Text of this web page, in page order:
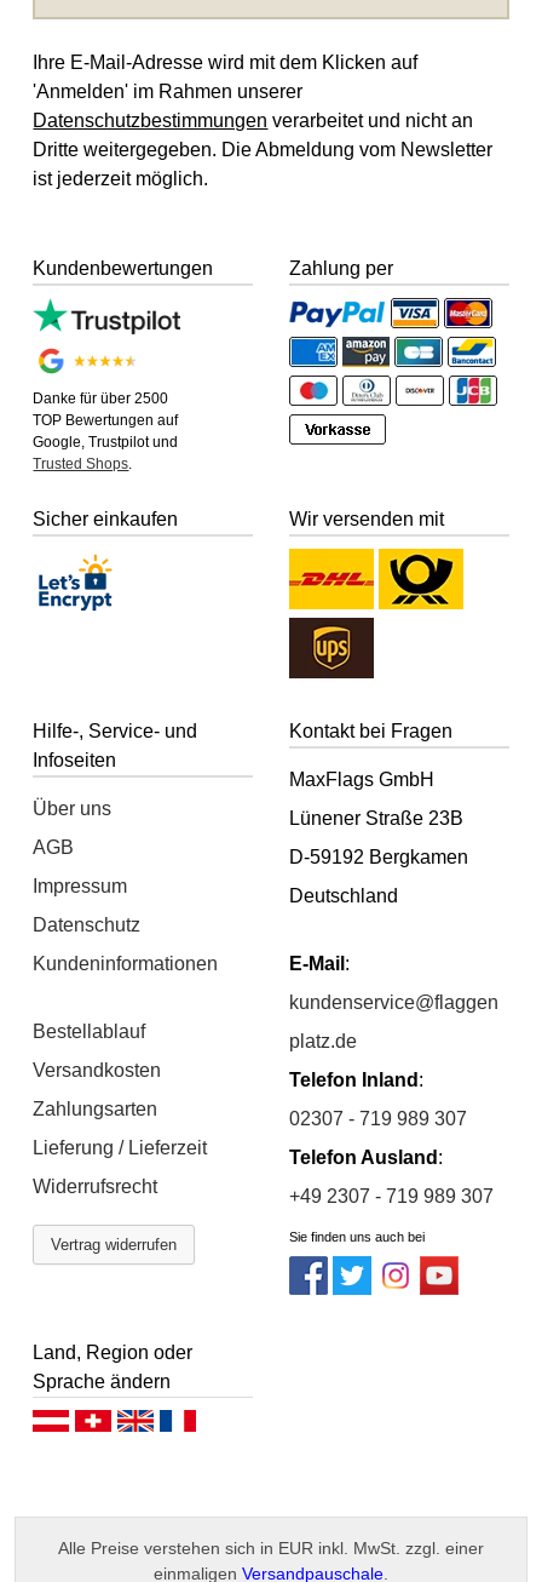
Ihre E-Mail-Adresse wird mit dem Klicken auf
'Anmelden' im Rahmen unserer
Datenschutzbestimmungen verarbeitet und nicht an
Dritte weitergegeben. Die Abmeldung vom Newsletter
ist jederzeit möglich.
Kundenbewertungen
Danke für über 2500
TOP Bewertungen auf
Google, Trustpilot und
Trusted Shops.
Zahlung per
Sicher einkaufen Wir versenden mit
Hilfe-, Service- und
Infoseiten
Über uns
AGB
Impressum
Datenschutz
Kundeninformationen
Bestellablauf
Versandkosten
Zahlungsarten
Lieferung / Lieferzeit
Widerrufsrecht
Vertrag widerrufen
Kontakt bei Fragen
MaxFlags GmbH
Lünener Straße 23B
D-59192 Bergkamen
Deutschland
E-Mail :
kundenservice@flaggen
platz.de
Telefon Inland :
02307 - 719 989 307
Telefon Ausland :
+49 2307 - 719 989 307
Sie finden uns auch bei
Land, Region oder
Sprache ändern
Deutsch (AT)Deutsch (CH)
Alle Preise verstehen sich in EUR inkl. MwSt. zzgl. einer
einmaligen Versandpauschale